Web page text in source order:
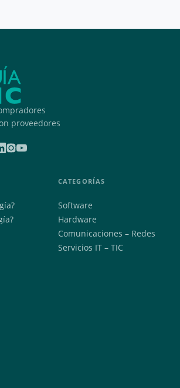
proveedores
CATEGORÍAS
Software
Hardware
Comunicaciones – Redes
Servicios IT – TIC